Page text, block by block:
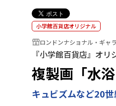
小学館百貨店オリジナル
ロンドンナショナル・ギャ
『小学館百貨店』オリ
複製画「水
キュビズムなど20